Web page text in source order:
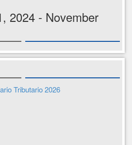
2024 - November
Tributario 2026